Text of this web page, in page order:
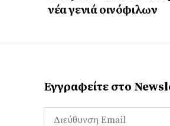
νέα γενιά οινόφιλων
Εγγραφείτε στο